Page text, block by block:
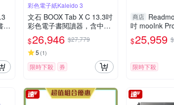
平
彩色電子紙Kaleido 3
文石 BOOX Tab X C 13.3吋
彩色電子書閱讀器，含中文
鍵盤皮套【鍵盤皮套組】
$26,946 $27,779
5 (1)
限時下殺 券
商店
吋 mooInk
板-黑
$25,959
限時下殺